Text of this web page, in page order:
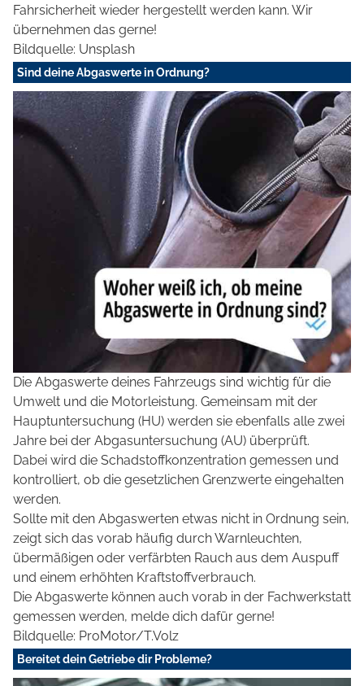
Fahrsicherheit wieder hergestellt werden kann. Wir
übernehmen das gerne!
Bildquelle: Unsplash
Sind deine Abgaswerte in Ordnung?
Die Abgaswerte deines Fahrzeugs sind wichtig für die
Umwelt und die Motorleistung. Gemeinsam mit der
Hauptuntersuchung (HU) werden sie ebenfalls alle zwei
Jahre bei der Abgasuntersuchung (AU) überprüft.
Dabei wird die Schadstoffkonzentration gemessen und
kontrolliert, ob die gesetzlichen Grenzwerte eingehalten
werden.
Sollte mit den Abgaswerten etwas nicht in Ordnung sein,
zeigt sich das vorab häufig durch Warnleuchten,
übermäßigen oder verfärbten Rauch aus dem Auspuff
und einem erhöhten Kraftstoffverbrauch.
Die Abgaswerte können auch vorab in der Fachwerkstatt
gemessen werden, melde dich dafür gerne!
Bildquelle: ProMotor/T.Volz
Bereitet dein Getriebe dir Probleme?